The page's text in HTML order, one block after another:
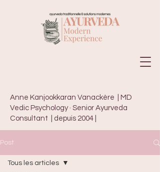
Anne Kanjookkaran Vanackère | MD
Vedic Psychology · Senior Ayurveda
Consultant | depuis 2004 |
Post
Tous les articles